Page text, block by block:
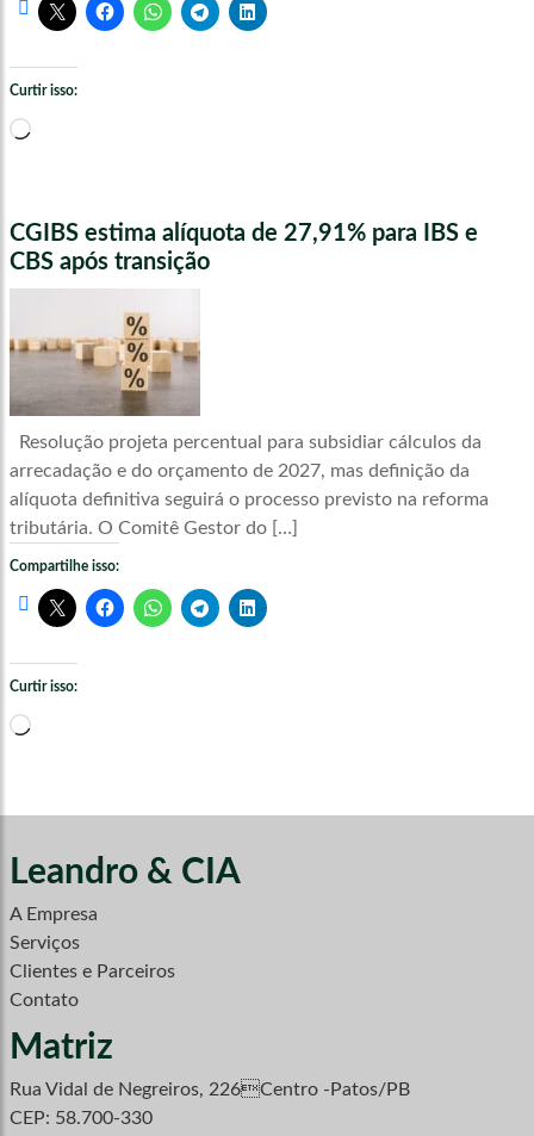
Curtir isso:
Carregando...
CGIBS estima alíquota de 27,91% para IBS e
CBS após transição
Resolução projeta percentual para subsidiar cálculos da
arrecadação e do orçamento de 2027, mas definição da
alíquota definitiva seguirá o processo previsto na reforma
tributária. O Comitê Gestor do […]
Compartilhe isso:
Curtir isso:
Carregando...
Leandro & CIA
A Empresa
Serviços
Clientes e Parceiros
Contato
Matriz
Rua Vidal de Negreiros, 226Centro -Patos/PB
CEP: 58.700-330